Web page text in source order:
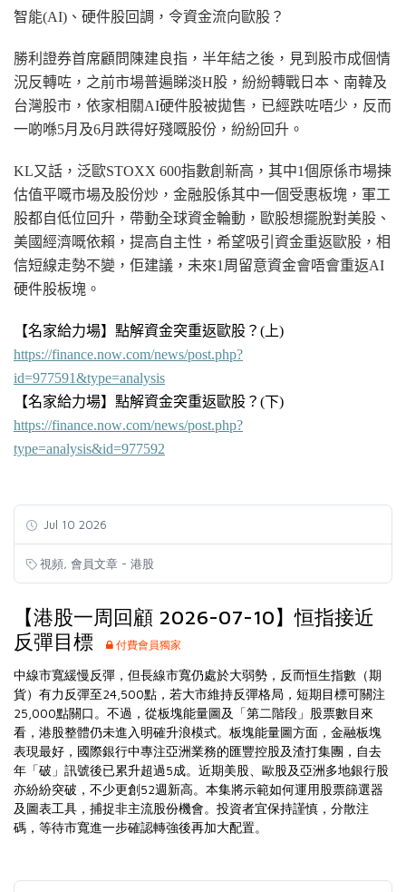
智能(AI)、 硬件股回調，令資金流向歐股？
勝利證券首席顧問陳建良指，半年結之後，見到股市成個情
況反轉咗，之前市場普遍睇淡H股，紛紛轉戰日本、南韓及
台灣股市，依家相關AI硬件股被拋售，已經跌咗唔少，反而
一啲喺5月及6月跌得好殘嘅股份，紛紛回升。
KL又話，泛歐STOXX 600指數創新高，其中1個原係市場揀
估值平嘅市場及股份炒，金融股係其中一個受惠板塊，軍工
股都自低位回升，帶動全球資金輪動，歐股想擺脫對美股、
美國經濟嘅依賴，提高自主性，希望吸引資金重返歐股，相
信短線走勢不變，佢建議，未來1周留意資金會唔會重返AI
硬件股板塊。
【名家給力場】點解資金突重返歐股？ (上)
https://finance.now.com/news/post.php?
id=977591&type=analysis
【名家給力場】點解資金突重返歐股？(下)
https://finance.now.com/news/post.php?
type=analysis&id=977592
Jul 10 2026
視頻 會員文章 - 港股
【港股一周回顧 2026-07-10】恒指接近
反彈目標
付費會員獨家
中線市寬緩慢反彈，但長線市寬仍處於大弱勢，反而恒生指數（期
貨）有力反彈至24,500點，若大市維持反彈格局，短期目標可關注
25,000點關口。不過，從板塊能量圖及「第二階段」股票數目來
看，港股整體仍未進入明確升浪模式。板塊能量圖方面，金融板塊
表現最好，國際銀行中專注亞洲業務的匯豐控股及渣打集團，自去
年「破」訊號後已累升超過5成。近期美股、歐股及亞洲多地銀行股
亦紛紛突破，不少更創52週新高。本集將示範如何運用股票篩選器
及圖表工具，捕捉非主流股份機會。投資者宜保持謹慎，分散注
碼，等待市寬進一步確認轉強後再加大配置。